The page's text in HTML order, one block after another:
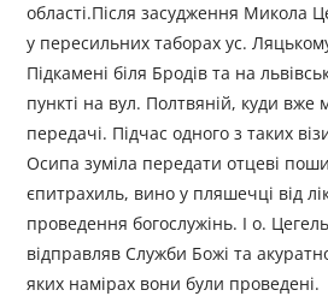
області.Після засудження Микола
у пересильних таборах ус.
Підкамені біля Бродів та на
пункті на вул. Полтвяній, куди
передачі. Підчас одного з таких
Осипа зуміла передати отцеві
єпитрахиль, вино у пляшечці від
проведення богослужінь. І о.
відправляв Служби Божі та
яких намірах вони були проведені.